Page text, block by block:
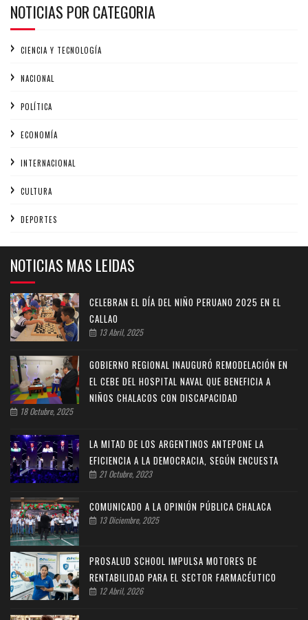
NOTICIAS POR CATEGORIA
CIENCIA Y TECNOLOGÍA
NACIONAL
POLÍTICA
ECONOMÍA
INTERNACIONAL
CULTURA
DEPORTES
NOTICIAS MAS LEIDAS
CELEBRAN EL DÍA DEL NIÑO PERUANO 2025 EN EL
CALLAO
13 Abril, 2025
GOBIERNO REGIONAL INAUGURÓ REMODELACIÓN EN
EL CEBE DEL HOSPITAL NAVAL QUE BENEFICIA A
NIÑOS CHALACOS CON DISCAPACIDAD
18 Octubre, 2025
LA MITAD DE LOS ARGENTINOS ANTEPONE LA
EFICIENCIA A LA DEMOCRACIA, SEGÚN ENCUESTA
21 Octubre, 2023
COMUNICADO A LA OPINIÓN PÚBLICA CHALACA
13 Diciembre, 2025
PROSALUD SCHOOL IMPULSA MOTORES DE
RENTABILIDAD PARA EL SECTOR FARMACÉUTICO
12 Abril, 2026